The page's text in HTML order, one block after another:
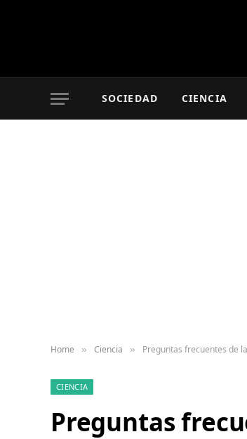
SOCIEDAD CIENCIA
Home » Ciencia » Preguntas frecuentes de
CIENCIA
Preguntas